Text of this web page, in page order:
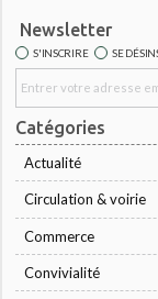
Newsletter
S'INSCRIRE SE
Catégories
Actualité
Circulation & voirie
Commerce
Convivialité